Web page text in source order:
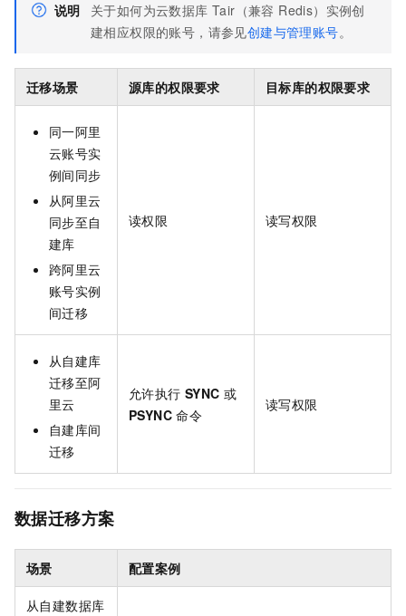
说明 关于如何为云数据库 Tair（兼容 Redis） 实例创
建相应权限的账号，请参见创建与管理账号。
迁移场景 源库的权限要求 目标库的权限要求
同一阿里
云账号实
例间同步
从阿里云
同步至自
建库
跨阿里云
账号实例
间迁移
读权限 读写权限
从自建库
迁移至阿
里云
自建库间
迁移
允许执行 SYNC 或
PSYNC 命令
读写权限
数据迁移方案
场景 配置案例
从自建数据库